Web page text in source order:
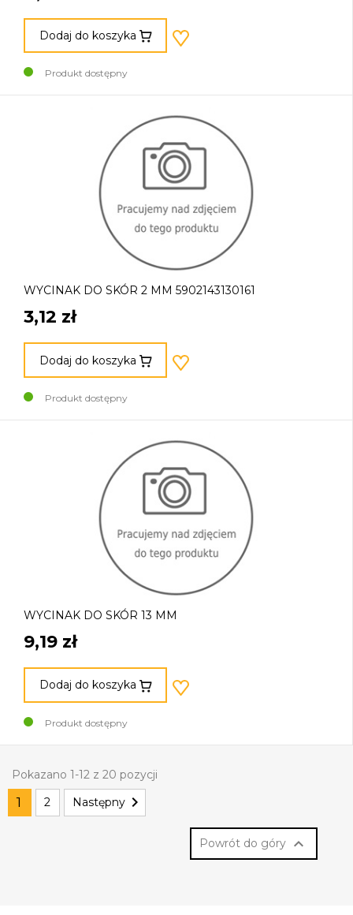
Dodaj do koszyka
Produkt dostępny
WYCINAK DO SKÓR 2 MM 5902143130161
3,12 zł
Dodaj do koszyka
Produkt dostępny
WYCINAK DO SKÓR 13 MM
9,19 zł
Dodaj do koszyka
Produkt dostępny
Pokazano 1-12 z 20 pozycji
1 2 Następny 
Powrót do góry 